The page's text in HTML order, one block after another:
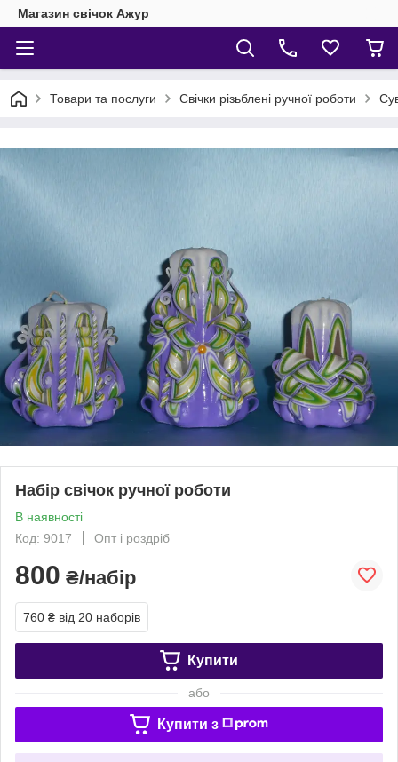
Магазин свічок Ажур
Товари та послуги Свічки різьблені ручної роботи
Набір свічок ручної роботи
В наявності
Код: 9017
Опт і роздріб
800 ₴/набір
760 ₴ від 20 наборів
Купити
або
Купити з